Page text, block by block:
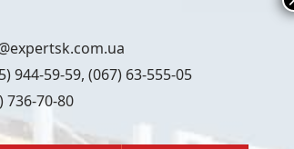
944-59-59, (067) 63-555-05
736-70-80